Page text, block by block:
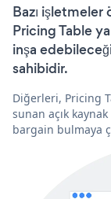
Bazı
Pricing Table
inşa
sahibidir.
Diğerleri, Pricing
sunan açık
bargain bulmaya